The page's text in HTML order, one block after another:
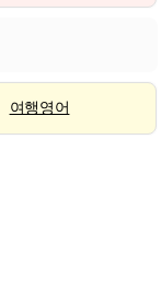
여행영어